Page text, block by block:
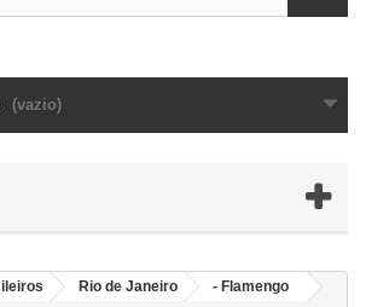
(vazio)
Rio de Janeiro
- Flamengo